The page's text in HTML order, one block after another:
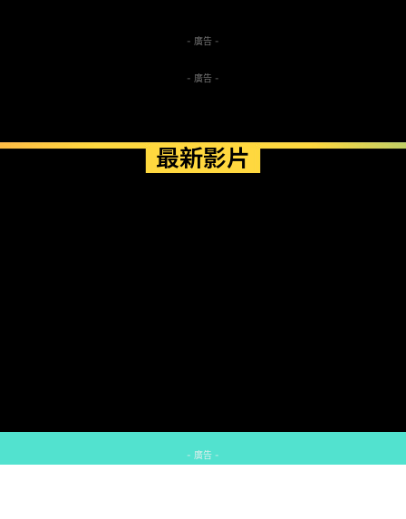
- 廣告 -
- 廣告 -
最新影片
- 廣告 -